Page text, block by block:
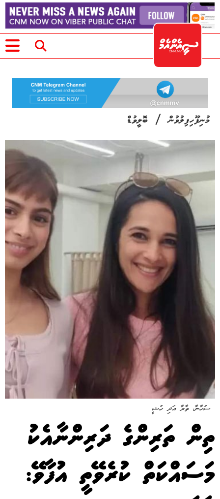
މުނިފޫހިފިލުވުން/ ބޮލީވުޑް
ސުހާނާ، ތާރާ އަދި ހުޝީ
ތިން ތަރިންގެ ދަރިންނާއެކު
މަސައްކަތް ކުރެވޭތީ އުފާވޭ: